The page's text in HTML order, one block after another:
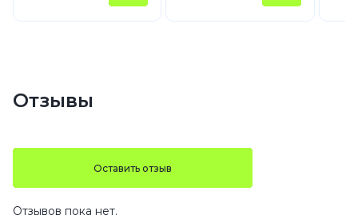
Отзывы
Оставить отзыв
Отзывов пока нет.